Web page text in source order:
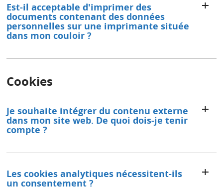
Est-il acceptable d'imprimer des
documents contenant des données
personnelles sur une imprimante située
dans mon couloir ?
Cookies
Je souhaite intégrer du contenu externe
dans mon site web. De quoi dois-je tenir
compte ?
Les cookies analytiques nécessitent-ils
un consentement ?